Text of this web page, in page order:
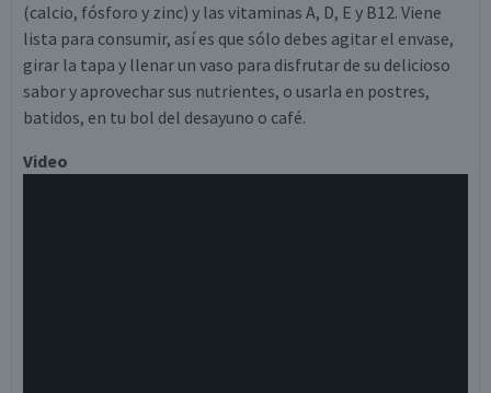
(calcio, fósforo y zinc) y las vitaminas A, D, E y B12. Viene
lista para consumir, así es que sólo debes agitar el envase,
girar la tapa y llenar un vaso para disfrutar de su delicioso
sabor y aprovechar sus nutrientes, o usarla en postres,
batidos, en tu bol del desayuno o café.
Video